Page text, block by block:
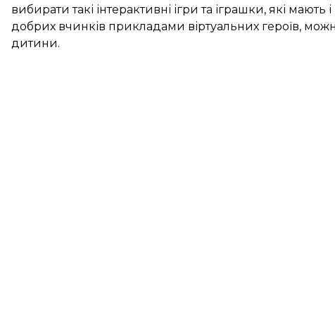
вибирати такі інтерактивні ігри та іграшки, які
добрих вчинків прикладами віртуальних героїв,
дитини.